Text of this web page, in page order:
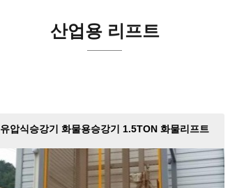
산업용 리프트
유압식승강기 화물용승강기 1.5TON 화물리프트